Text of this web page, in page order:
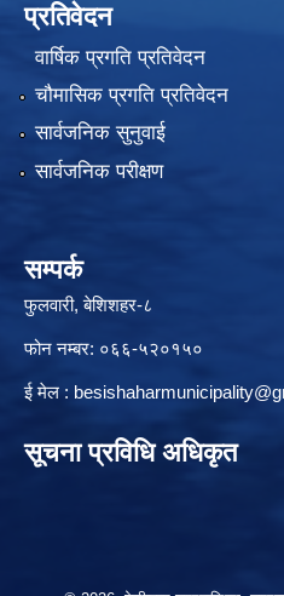
प्रतिवेदन
वार्षिक प्रगति प्रतिवेदन
चौमासिक प्रगति प्रतिवेदन
सार्वजनिक सुनुवाई
सार्वजनिक परीक्षण
सम्पर्क
फुलवारी, बेशिशहर-८
फोन नम्बर: ०६६-५२०१५०
ई मेल :
सूचना प्रविधि अधिकृत